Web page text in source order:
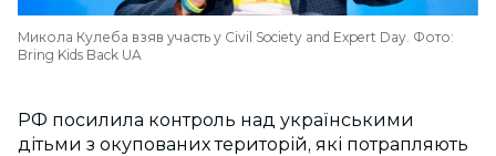
Микола Кулеба взяв участь у Civil Society and Expert Day. Фото:
Bring Kids Back UA
РФ посилила контроль над українськими
дітьми з окупованих територій, які потрапляють